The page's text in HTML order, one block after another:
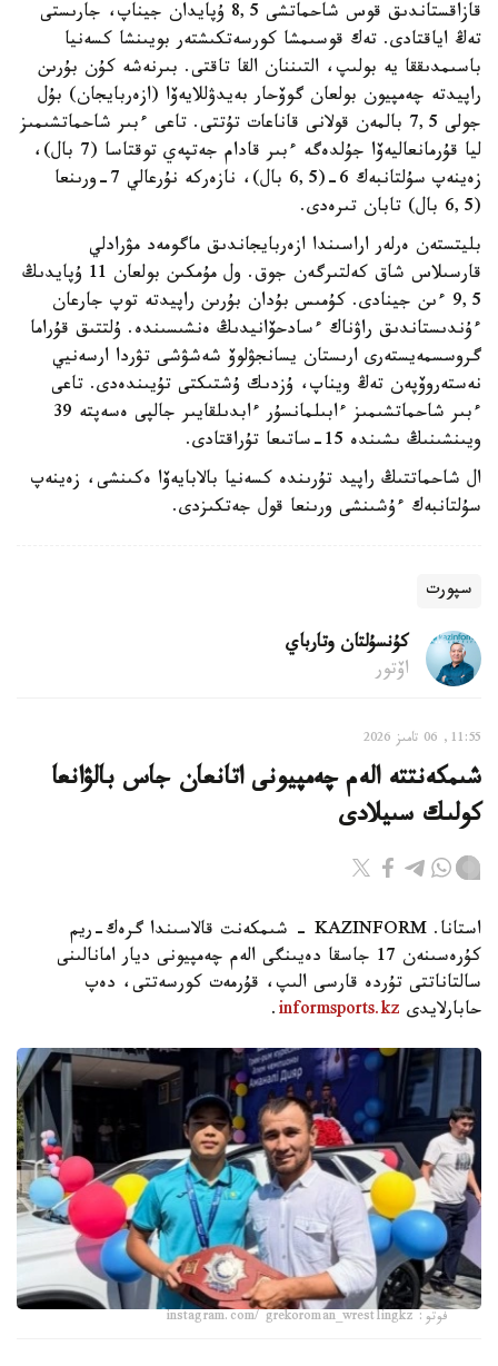
قازاقستاندىق قوس شاحماتشى 8,5 ۇپايدان جيناپ، جارىستى
تەڭ اياقتادى. تەك قوسىمشا كورسەتكىشتەر بويىنشا كسەنيا
باسىمدىققا يە بولىپ، التىننان القا تاقتى. بىرنەشە كۇن بۇرىن
راپيدتە چەمپيون بولعان گوۆحار بەيدۋللايەۆا (ازەربايجان) بۇل
جولى 7,5 بالمەن قولانى قاناعات تۇتتى. تاعى ءبىر شاحماتشىمىز
ليا قۇرمانعاليەۆا جۇلدەگە ءبىر قادام جەتپەي توقتاسا (7 بال)،
زەينەپ سۇلتانبەك 6-(6,5 بال)، نازەركە نۇرعالي 7-ورىنعا
(6,5 بال) تابان تىرەدى.
بليتستەن ەرلەر اراسىندا ازەربايجاندىق ماگومەد مۋرادلي
قارسىلاس شاق كەلتىرگەن جوق. ول مۇمكىن بولعان 11 ۇپايدىڭ
9,5 ءىن جينادى. كۇمىس بۇدان بۇرىن راپيدتە توپ جارعان
ءۇندىستاندىق راۋناك ءسادحۆانيدىڭ ەنشىسىندە. ۇلتتىق قۇراما
گروسسمەيستەرى ارىستان يسانجۋلوۆ شەشۋشى تۋردا ارسەنيي
نەستەروۆپەن تەڭ ويناپ، ۇزدىك ۇشتىكتى تۇيىندەدى. تاعى
ءبىر شاحماتشىمىز ءابىلمانسۇر ءابدىلقايىر جالپى ەسەپتە 39
ويىنشىنىڭ ىشىندە 15-ساتىعا تۇراقتادى.
ال شاحماتتىڭ راپيد تۇرىندە كسەنيا بالابايەۆا ەكىنشى، زەينەپ
سۇلتانبەك ءۇشىنشى ورىنعا قول جەتكىزدى.
سپورت
كۇنسۇلتان وتارباي
اۆتور
11:55, 06 تامىز 2026
شىمكەنتتە الەم چەمپيونى اتانعان جاس بالۋانعا
كولىك سىيلادى
استانا. KAZINFORM - شىمكەنت قالاسىندا گرەك-ريم
كۇرەسىنەن 17 جاسقا دەيىنگى الەم چەمپيونى ديار امانالىنى
سالتاناتتى تۇردە قارسى الىپ، قۇرمەت كورسەتتى، دەپ
حابارلايدى informsports.kz
.
فوتو: instagram.com/ grekoroman_wrestlingkz